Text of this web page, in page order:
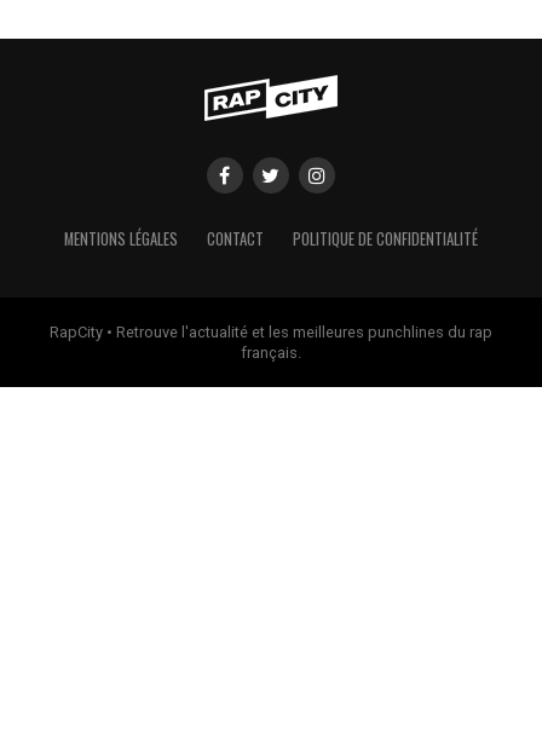
MENTIONS LÉGALES CONTACT POLITIQUE DE CONFIDENTIALITÉ
RapCity • Retrouve l'actualité et les meilleures punchlines du rap
français.